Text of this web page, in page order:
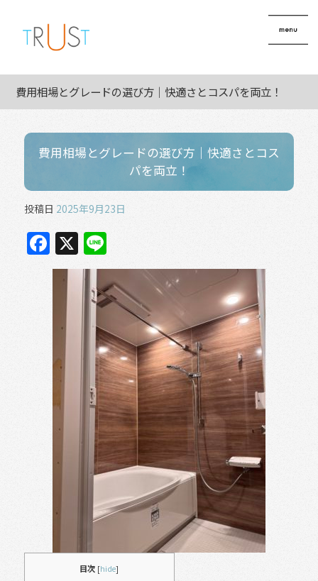
費用相場とグレードの選び方｜快適さとコスパを両立！
費用相場とグレードの選び方｜快適さとコス
パを両立！
投稿日 2025年9月23日
F
a
b
o
o
k
X Li
n
e
目次 [hide]